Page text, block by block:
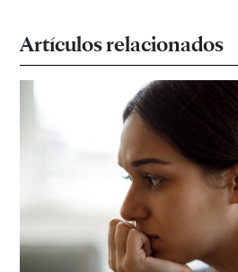
Artículos relacionados